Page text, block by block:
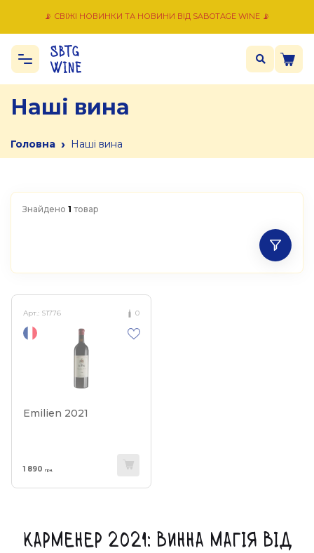
📡 СВІЖІ НОВИНКИ ТА НОВИНИ ВІД SABOTAGE WINE 📡
Наші вина
Головна › Наші вина
Знайдено 1 товар
Арт.: S1776 0
Emilien 2021
1 890 грн.
Карменер 2021: Винна Магія від